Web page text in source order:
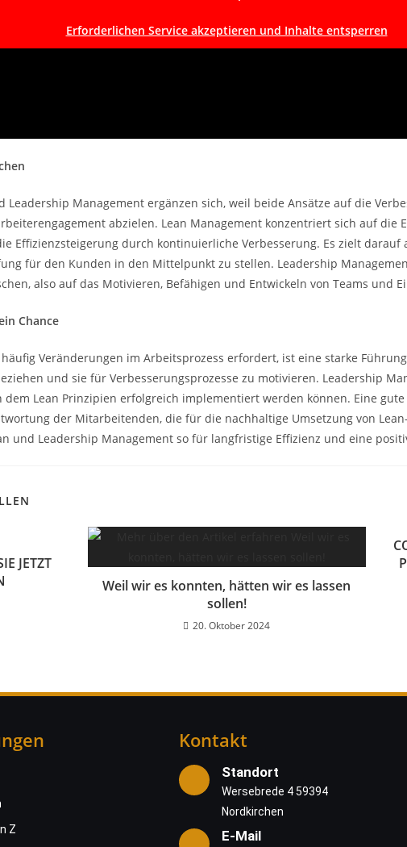
Erforderlichen Service akzeptieren und Inhalte entsperren
Leadership Management ergänzen sich, weil beide Ansätze auf die
abzielen. Lean Management konzentriert sich auf die
Effizienzsteigerung durch kontinuierliche Verbesserung. Es zielt darauf
für den Kunden in den Mittelpunkt zu stellen. Leadership
also auf das Motivieren, Befähigen und Entwickeln von Teams und
Chance
häufig Veränderungen im Arbeitsprozess erfordert, ist eine starke
und sie für Verbesserungsprozesse zu motivieren. Leadership
dem Lean Prinzipien erfolgreich implementiert werden können. Eine
der Mitarbeitenden, die für die nachhaltige Umsetzung von
und Leadership Management so für langfristige Effizienz und eine
JETZT
Weil wir es konnten, hätten wir es lassen
sollen!
20. Oktober 2024
Z
Kontakt
Standort
Wersebrede 4 59394
Nordkirchen
E-Mail